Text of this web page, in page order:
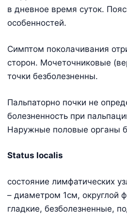
в дневное время суток.
особенностей.
Симптом поколачивания
сторон. Мочеточниковые
точки безболезненны.
Пальпаторно почки не
болезненность при
Наружные половые органы
Status localis
состояние лимфатических
– диаметром 1см, округлой
гладкие, безболезненные,